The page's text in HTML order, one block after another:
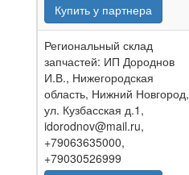
Купить у партнера
Региональный склад
запчастей: ИП Дороднов
И.В., Нижегородская
область, Нижний Новгород,
ул. Кузбасская д.1,
idorodnov@mail.ru,
+79063635000,
+79030526999